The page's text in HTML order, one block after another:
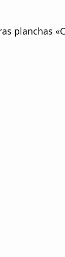
planchas